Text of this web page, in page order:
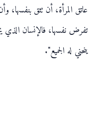
عاتق المرأة، أن تثق بنفسها،
تفرض نفسها، فالإنسان
ينحني له الجميع".